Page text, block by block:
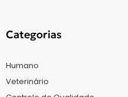
Categorias
Humano
Veterinário